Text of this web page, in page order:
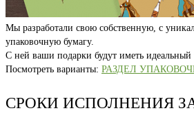
Мы разработали свою собственную, с
упаковочную бумагу.
С ней ваши подарки будут иметь
Посмотреть варианты: РАЗДЕЛ
СРОКИ ИСПОЛНЕНИЯ